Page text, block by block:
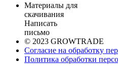
Материалы для
скачивания
Написать
письмо
© 2023 GROWTRADE
Согласие на обработку
Политика обработки